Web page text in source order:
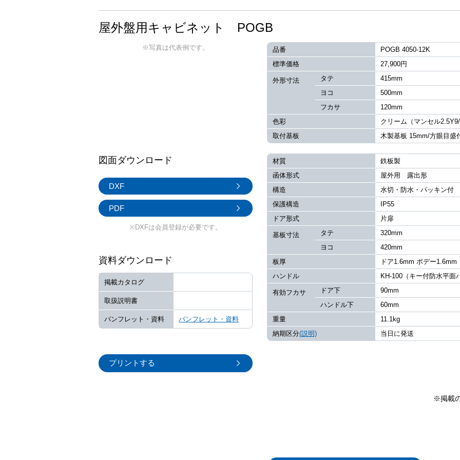
屋外盤用キャビネット POGB
※写真は代表例です。 品番
POGB 4050-12K
標準価格
27,900円
外形寸法 タテ
415mm
ヨコ
500mm
フカサ
120mm
色彩
クリーム（マンセル
取付基板
木製基板 15mm/方眼目盛
図面ダウンロード
DXF
PDF
※DXFは会員登録が必要です。
資料ダウンロード
掲載カタログ
取扱説明書
パンフレット・資料 パンフレット・資料
プリントする
材質
鉄板製
函体形式
屋外用 露出形
構造
水切・防水・パッキン付
保護構造
IP55
ドア形式
片扉
基板寸法 タテ
320mm
ヨコ
420mm
板厚
ドア1.6mm ボデー1.6mm
ハンドル
KH-100（キー付防水平面
有効フカサ ドア下
90mm
ハンドル下
60mm
重量
11.1kg
納期区分(説明) 当日に発送
※掲載